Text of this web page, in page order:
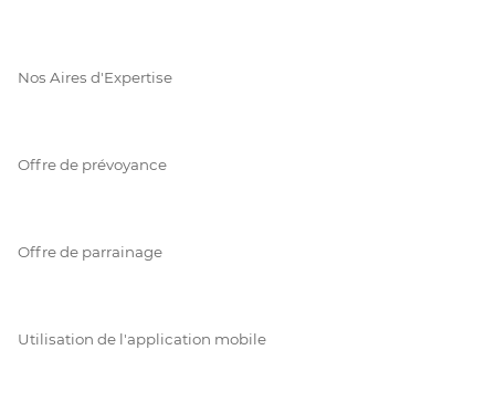
Nos Aires d'Expertise
Offre de prévoyance
Offre de parrainage
Utilisation de l'application mobile